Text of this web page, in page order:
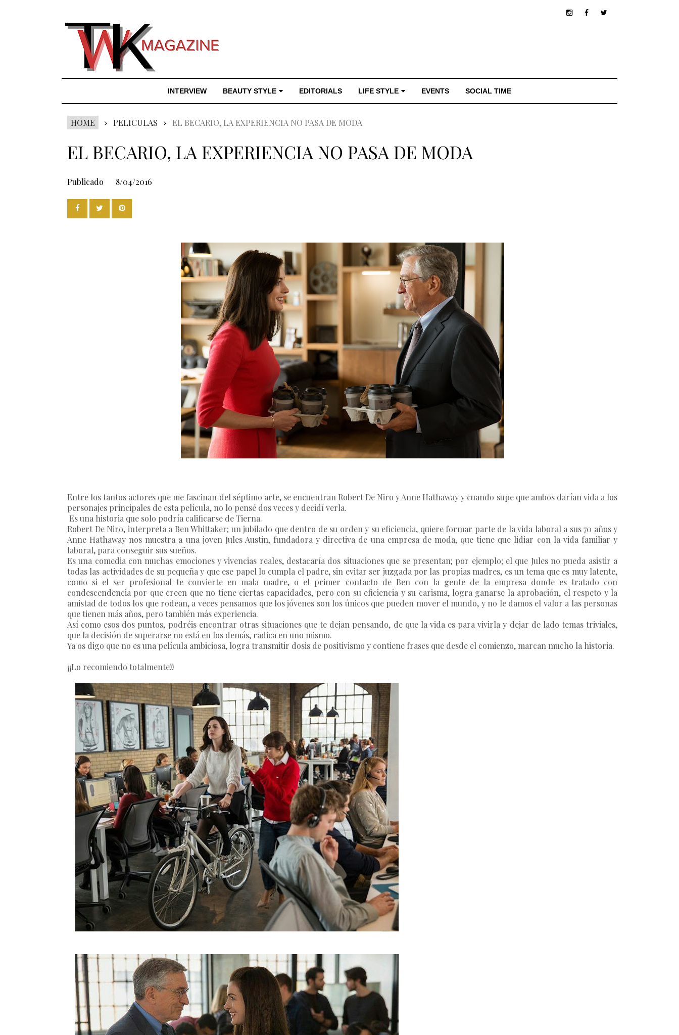
INTERVIEW BEAUTY STYLE EDITORIALS LIFE STYLE EVENTS SOCIAL TIME
HOME PELICULAS EL BECARIO, LA EXPERIENCIA NO PASA DE MODA
EL BECARIO, LA EXPERIENCIA NO PASA DE MODA
Publicado 8/04/2016
Entre los tantos actores que me fascinan del séptimo arte, se encuentran Robert De Niro y Anne Hathaway y cuando supe que ambos darían vida a los
personajes principales de esta película, no lo pensé dos veces y decidí verla.
Es una historia que solo podría calificarse de Tierna.
Robert De Niro, interpreta a Ben Whittaker; un jubilado que dentro de su orden y su eficiencia, quiere formar parte de la vida laboral a sus 70 años y
Anne Hathaway nos muestra a una joven Jules Austin, fundadora y directiva de una empresa de moda, que tiene que lidiar con la vida familiar y
laboral, para conseguir sus sueños.
Es una comedia con muchas emociones y vivencias reales, destacaría dos situaciones que se presentan; por ejemplo; el que Jules no pueda asistir a
todas las actividades de su pequeña y que ese papel lo cumpla el padre, sin evitar ser juzgada por las propias madres, es un tema que es muy latente,
como si el ser profesional te convierte en mala madre, o el primer contacto de Ben con la gente de la empresa donde es tratado con
condescendencia por que creen que no tiene ciertas capacidades, pero con su eficiencia y su carisma, logra ganarse la aprobación, el respeto y la
amistad de todos los que rodean, a veces pensamos que los jóvenes son los únicos que pueden mover el mundo, y no le damos el valor a las personas
que tienen más años, pero también más experiencia.
Así como esos dos puntos, podréis encontrar otras situaciones que te dejan pensando, de que la vida es para vivirla y dejar de lado temas triviales,
que la decisión de superarse no está en los demás, radica en uno mismo.
Ya os digo que no es una película ambiciosa, logra transmitir dosis de positivismo y contiene frases que desde el comienzo, marcan mucho la historia.
¡¡Lo recomiendo totalmente!!